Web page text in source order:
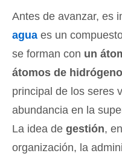
Antes de avanzar, es
agua es un
se forman con un
átomos de hidrógeno
principal de los seres
abundancia en la
La idea de gestión,
organización, la